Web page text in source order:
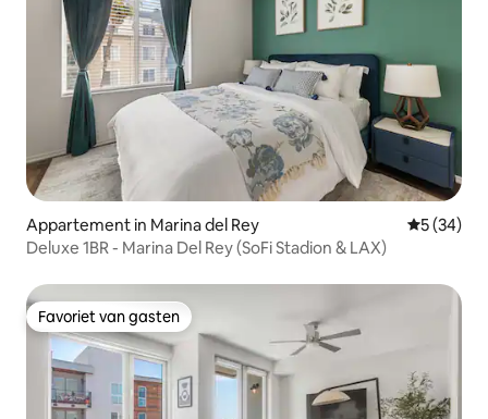
Appartement in Marina del Rey
5 (34)
Deluxe 1BR - Marina Del Rey (SoFi Stadion & LAX)
Favoriet van gasten
Favoriet van gasten